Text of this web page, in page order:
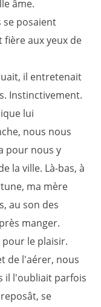
âme.
se posaient
aux yeux de
il entretenait
Instinctivement.
lui
nous nous
pour nous y
la ville. Là-bas, à
ma mère
au son des
manger.
le plaisir.
de l'aérer, nous
il l'oubliait parfois
se